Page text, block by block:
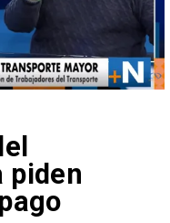
piden